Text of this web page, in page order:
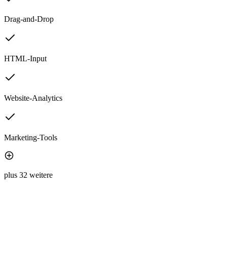
Drag-and-Drop
HTML-Input
Website-Analytics
Marketing-Tools
plus 32 weitere